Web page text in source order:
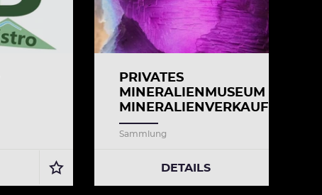
PRIVATES
MINERALIENMUSEUM &
MINERALIENVERKAUF
Sammlung
DETAILS